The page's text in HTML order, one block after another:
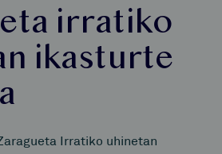
irratiko
ikasturte
Irratiko uhinetan